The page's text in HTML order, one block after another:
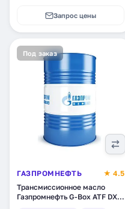
Запрос цены
Под заказ
ГАЗПРОМНЕФТЬ
★ 4.5
Трансмиссионное масло
Газпромнефть G-Box ATF DX